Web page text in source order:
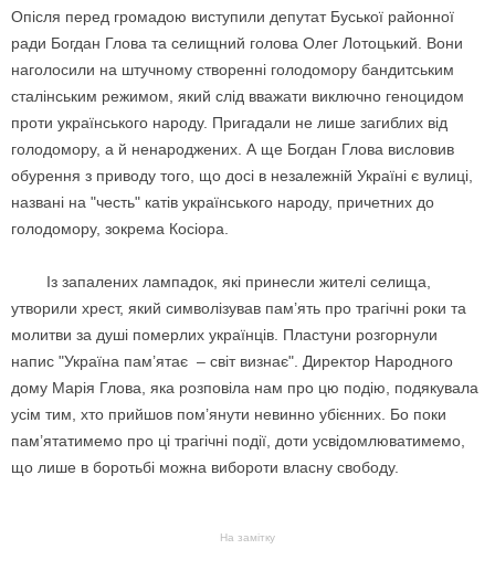
Опісля перед громадою виступили депутат Буської районної
ради Богдан Глова та селищний голова Олег Лотоцький. Вони
наголосили на штучному створенні голодомору бандитським
сталінським режимом, який слід вважати виключно геноцидом
проти українського народу. Пригадали не лише загиблих від
голодомору, а й ненароджених. А ще Богдан Глова висловив
обурення з приводу того, що досі в незалежній Україні є вулиці,
названі на "честь" катів українського народу, причетних до
голодомору, зокрема Косіора.
Із запалених лампадок, які принесли жителі селища,
утворили хрест, який символізував пам’ять про трагічні роки та
молитви за душі померлих українців. Пластуни розгорнули
напис "Україна пам’ятає – світ визнає". Директор Народного
дому Марія Глова, яка розповіла нам про цю подію, подякувала
усім тим, хто прийшов пом’янути невинно убієнних. Бо поки
пам’ятатимемо про ці трагічні події, доти усвідомлюватимемо,
що лише в боротьбі можна вибороти власну свободу.
На замітку